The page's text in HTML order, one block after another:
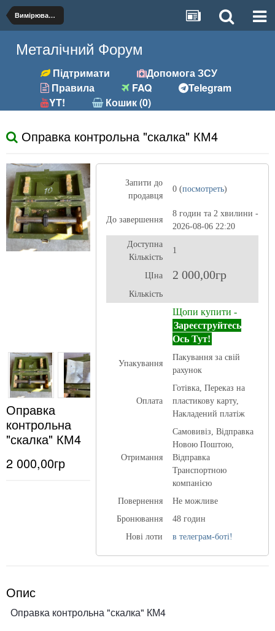
Вимірювальний інструмент
Металічний Форум
Підтримати
Допомога ЗСУ
Правила
FAQ
Telegram
YT!
Кошик (0)
Оправка контрольна "скалка" КМ4
Оправка
контрольна
"скалка" КМ4
2 000,00гр
Запити до
продавця
0 (посмотреть)
До завершення
8 годин та 2 хвилини -
2026-08-06 22:20
Доступна
Кількість
1
ЦІна 2 000,00гр
Кількість
Щопи купити -
Зареєструйтесь
Ось Тут!
Упакування
Пакування за свій
рахунок
Оплата
Готівка, Переказ на
пластикову карту,
Накладений платіж
Отримання
Самовивіз, Відправка
Новою Поштою,
Відправка
Транспортною
компанією
Повернення
Не можливе
Бронювання
48 годин
Нові лоти
в телеграм-боті!
Опис
Оправка контрольна "скалка" КМ4